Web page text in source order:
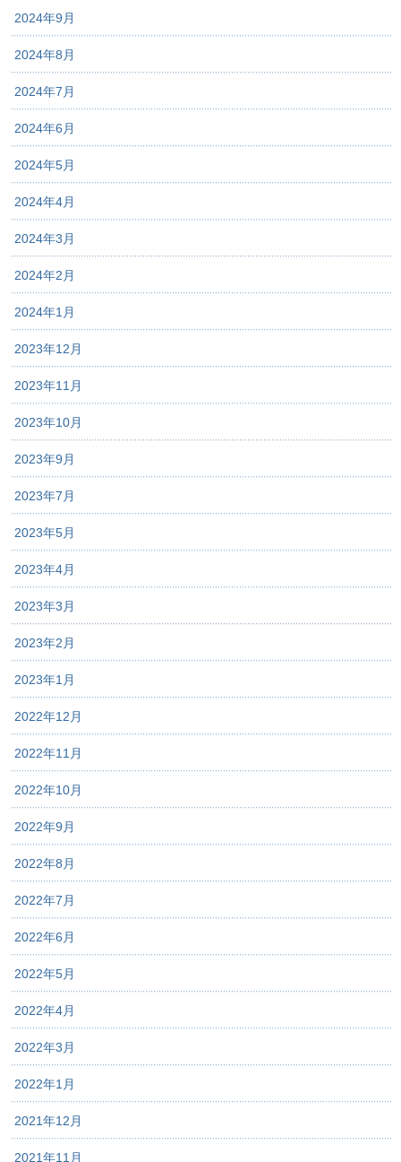
2024年9月
2024年8月
2024年7月
2024年6月
2024年5月
2024年4月
2024年3月
2024年2月
2024年1月
2023年12月
2023年11月
2023年10月
2023年9月
2023年7月
2023年5月
2023年4月
2023年3月
2023年2月
2023年1月
2022年12月
2022年11月
2022年10月
2022年9月
2022年8月
2022年7月
2022年6月
2022年5月
2022年4月
2022年3月
2022年1月
2021年12月
2021年11月